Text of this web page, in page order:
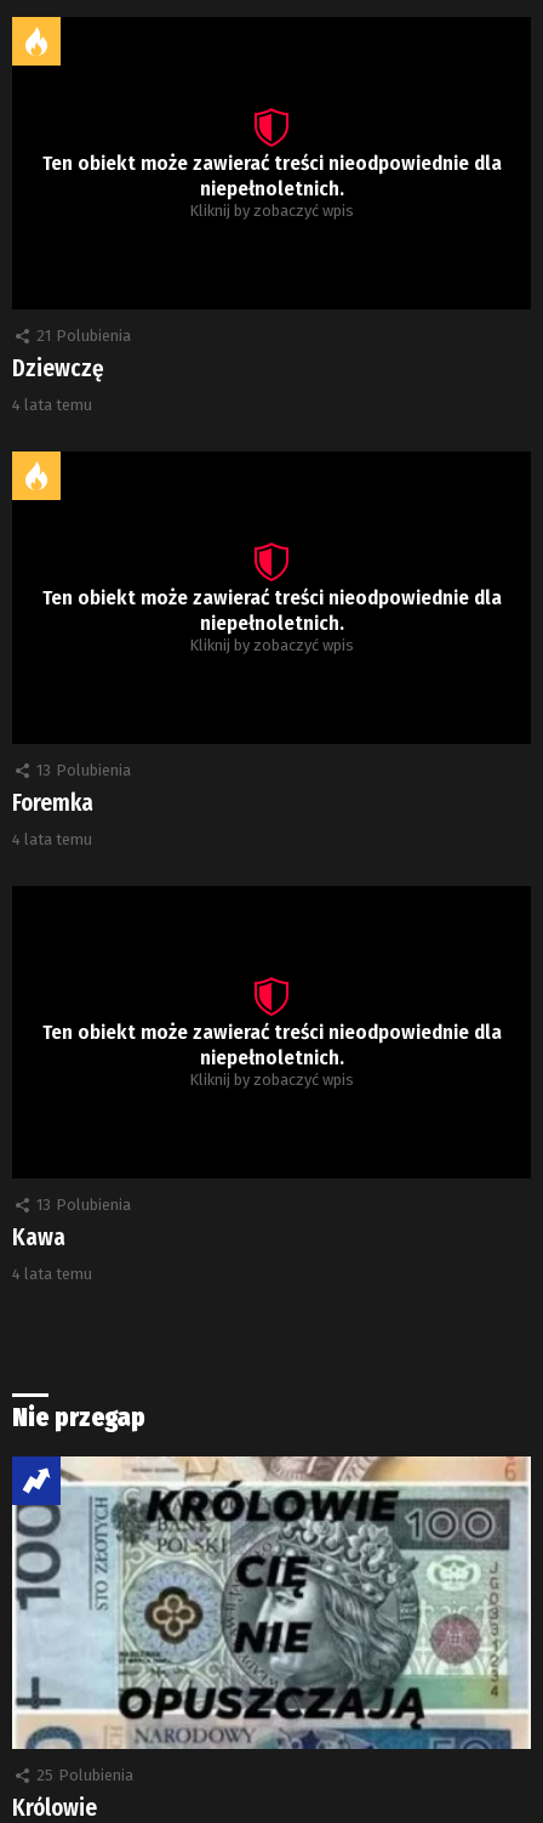
Ten obiekt może zawierać treści nieodpowiednie dla
niepełnoletnich.
Kliknij by zobaczyć wpis
21 Polubienia
Dziewczę
4 lata temu
Ten obiekt może zawierać treści nieodpowiednie dla
niepełnoletnich.
Kliknij by zobaczyć wpis
13 Polubienia
Foremka
4 lata temu
Ten obiekt może zawierać treści nieodpowiednie dla
niepełnoletnich.
Kliknij by zobaczyć wpis
13 Polubienia
Kawa
4 lata temu
Nie przegap
25 Polubienia
Królowie